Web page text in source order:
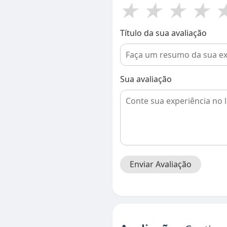
★ ★ ★ ★
Título da sua avaliação
Sua avaliação
Enviar Avaliação